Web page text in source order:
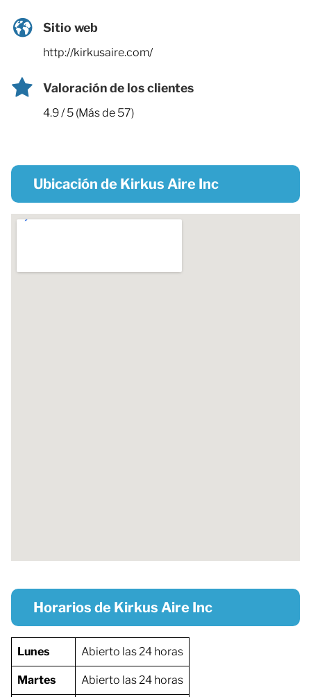
Sitio web
http://kirkusaire.com/
Valoración de los clientes
4.9 / 5 (Más de 57)
Ubicación de Kirkus Aire Inc
Horarios de Kirkus Aire Inc
Lunes Abierto las 24 horas
Martes Abierto las 24 horas